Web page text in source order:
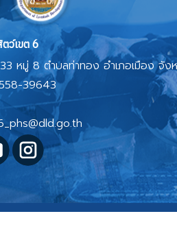
ว์เขต 6
หมู่ 8 ตำบลท่าทอง อำเภอเมือง จั
39643